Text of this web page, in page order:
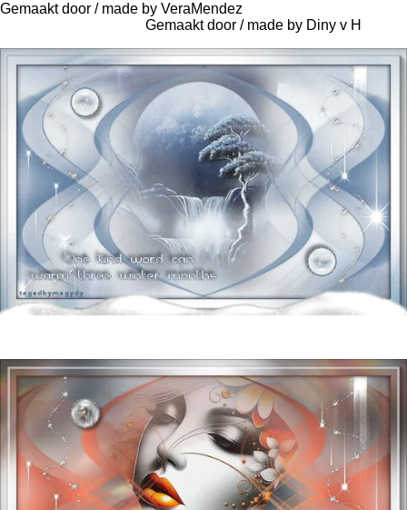
Gemaakt door / made by VeraMendez
Gemaakt door / made by Diny v H